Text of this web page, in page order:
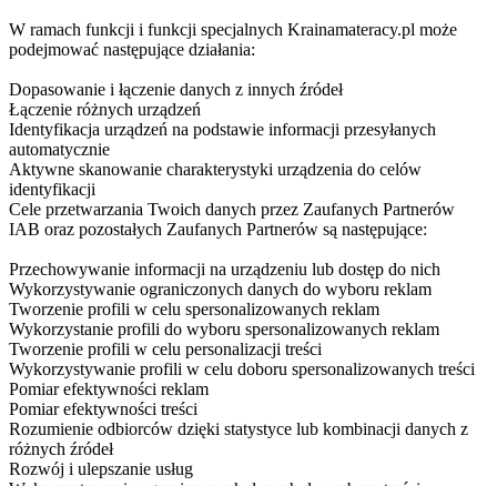
W ramach funkcji i funkcji specjalnych Krainamateracy.pl może
podejmować następujące działania:
Dopasowanie i łączenie danych z innych źródeł
Łączenie różnych urządzeń
Identyfikacja urządzeń na podstawie informacji przesyłanych
automatycznie
Aktywne skanowanie charakterystyki urządzenia do celów
identyfikacji
Cele przetwarzania Twoich danych przez Zaufanych Partnerów
IAB oraz pozostałych Zaufanych Partnerów są następujące:
Przechowywanie informacji na urządzeniu lub dostęp do nich
Wykorzystywanie ograniczonych danych do wyboru reklam
Tworzenie profili w celu spersonalizowanych reklam
Wykorzystanie profili do wyboru spersonalizowanych reklam
Tworzenie profili w celu personalizacji treści
Wykorzystywanie profili w celu doboru spersonalizowanych treści
Pomiar efektywności reklam
Pomiar efektywności treści
Rozumienie odbiorców dzięki statystyce lub kombinacji danych z
różnych źródeł
Rozwój i ulepszanie usług